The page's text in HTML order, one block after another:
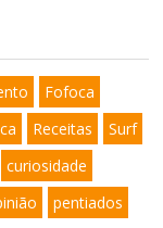
Fofoca
Receitas
Surf
curiosidade
pentiados